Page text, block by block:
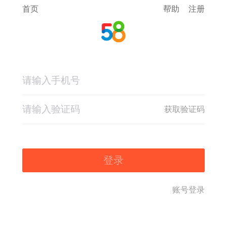
首页 帮助 注册
获取验证码
登录
账号登录